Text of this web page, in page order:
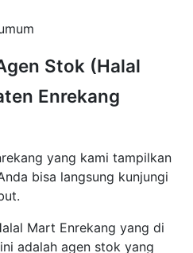
Stok (Halal
Enrekang
yang kami tampilkan
bisa langsung kunjungi
Mart Enrekang yang di
adalah agen stok yang